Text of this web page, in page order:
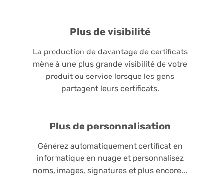
Plus de visibilité
La production de davantage de certificats
mène à une plus grande visibilité de votre
produit ou service lorsque les gens
partagent leurs certificats.
Plus de personnalisation
Générez automatiquement certificat en
informatique en nuage et personnalisez
noms, images, signatures et plus encore...